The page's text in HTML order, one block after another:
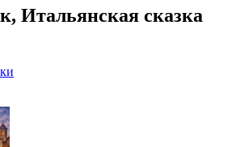
Итальянская сказка